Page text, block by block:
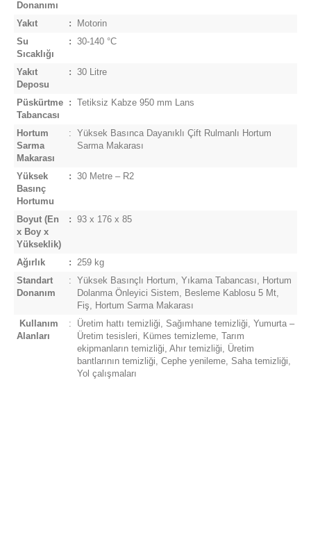
Donanımı
Yakıt :
Motorin
Su
Sıcaklığı
: 30-140 °C
Yakıt
Deposu
: 30 Litre
Püskürtme
Tabancası
: Tetiksiz Kabze 950 mm Lans
Hortum
Sarma
Makarası
:
Yüksek Basınca Dayanıklı Çift Rulmanlı Hortum
Sarma Makarası
Yüksek
Basınç
Hortumu
: 30 Metre – R2
Boyut (En
x Boy x
Yükseklik)
: 93 x 176 x 85
Ağırlık :
259 kg
Standart
Donanım
:
Yüksek Basınçlı Hortum, Yıkama Tabancası, Hortum
Dolanma Önleyici Sistem, Besleme Kablosu 5 Mt,
Fiş, Hortum Sarma Makarası
Kullanım
Alanları
:
Üretim hattı temizliği, Sağımhane temizliği, Yumurta –
Üretim tesisleri, Kümes temizleme, Tarım
ekipmanların temizliği, Ahır temizliği, Üretim
bantlarının temizliği, Cephe yenileme, Saha temizliği,
Yol çalışmaları